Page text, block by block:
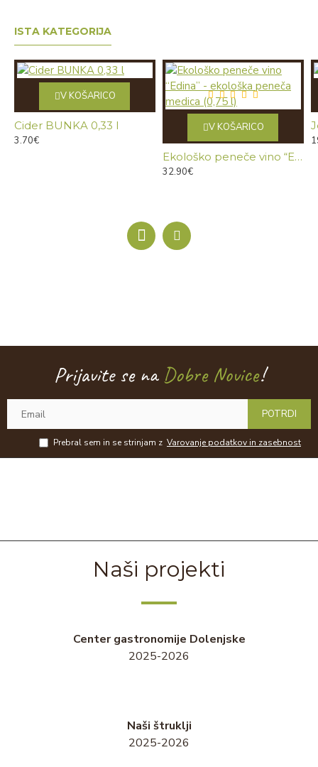
ISTA KATEGORIJA
Cider BUNKA 0,33 l
3.70€
V KOŠARICO
Ekološko peneče vino “Edina” - ekološka peneča medica (0,75 l)
32.90€
V KOŠARICO
Prijavite se naDobre Novice!
POTRDI
Prebral sem in se strinjam z Varovanje podatkov in zasebnost
Naši projekti
Center gastronomije Dolenjske
2025-2026
Naši štruklji
2025-2026